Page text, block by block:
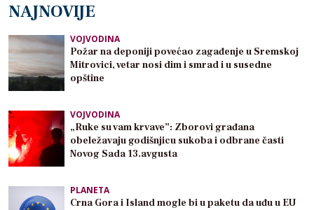
NAJNOVIJE
VOJVODINA
Požar na deponiji povećao zagađenje u Sremskoj
Mitrovici, vetar nosi dim i smrad i u susedne
opštine
VOJVODINA
„Ruke su vam krvave”: Zborovi građana
obeležavaju godišnjicu sukoba i odbrane časti
Novog Sada 13.avgusta
PLANETA
Crna Gora i Island mogle bi u paketu da uđu u EU